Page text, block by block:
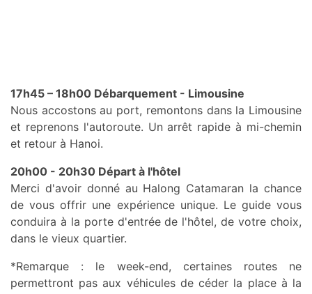
17h45 – 18h00 Débarquement - Limousine
Nous accostons au port, remontons dans la Limousine
et reprenons l'autoroute. Un arrêt rapide à mi-chemin
et retour à Hanoi.
20h00 - 20h30 Départ à l'hôtel
Merci d'avoir donné au Halong Catamaran la chance
de vous offrir une expérience unique. Le guide vous
conduira à la porte d'entrée de l'hôtel, de votre choix,
dans le vieux quartier.
*Remarque : le week-end, certaines routes ne
permettront pas aux véhicules de céder la place à la